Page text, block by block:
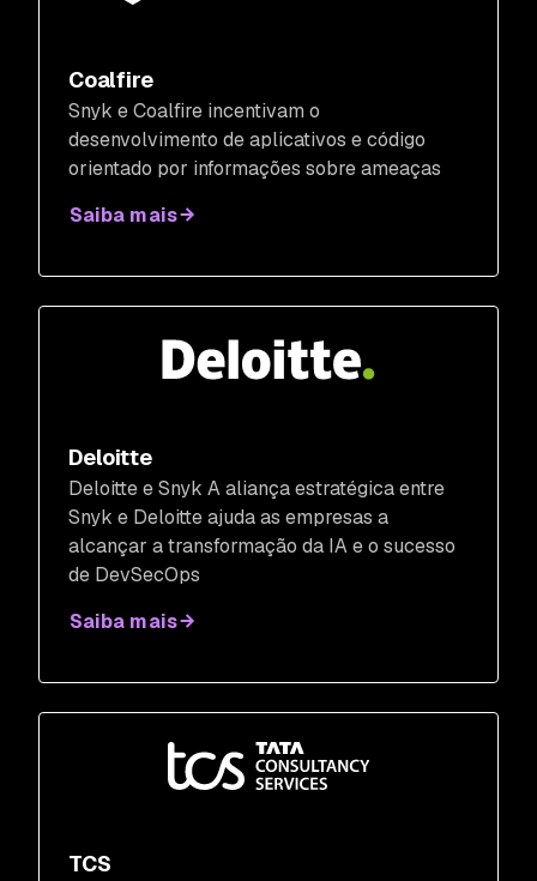
Coalfire
Snyk e Coalfire incentivam o
desenvolvimento de aplicativos e código
orientado por informações sobre ameaças
Saiba mais
Deloitte
Deloitte e Snyk A aliança estratégica entre
Snyk e Deloitte ajuda as empresas a
alcançar a transformação da IA e o sucesso
de DevSecOps
Saiba mais
TCS